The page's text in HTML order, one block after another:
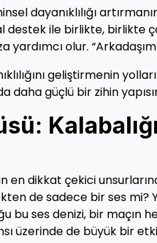
dayanıklılığı
ile birlikte, birlikte
yardımcı olur.
geliştirmenin
daha güçlü bir zihin
dikkat çekici
de sadece bir ses mi?
bu ses denizi, bir maçın
üzerinde de büyük bir